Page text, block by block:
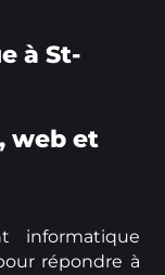
à St-
web et
informatique
répondre à